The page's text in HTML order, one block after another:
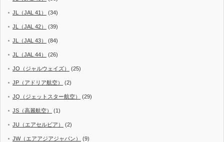
JL（JAL 41） (34)
JL（JAL 42） (39)
JL（JAL 43） (84)
JL（JAL 44） (26)
JO（ジャルウェイズ） (25)
JP（アドリア航空） (2)
JQ（ジェットスター航空） (29)
JS（高麗航空） (1)
JU（エアセルビア） (2)
JW（エアアジアジャパン） (9)